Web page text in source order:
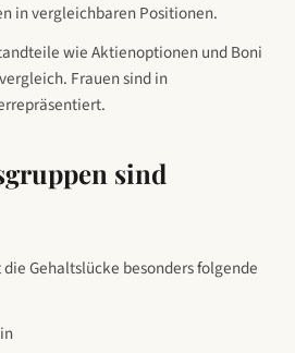
in vergleichbaren Positionen.
wie Aktienoptionen und Boni
Frauen sind in
sind
Gehaltslücke besonders folgende